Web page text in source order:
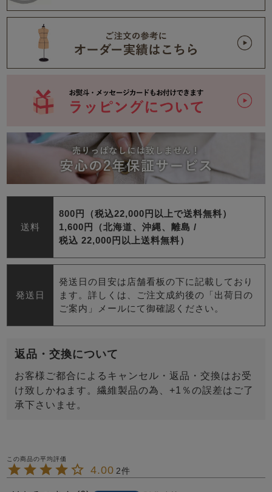
送料
800円（税込22,000円以上で送料無料）
1,600円（北海道、沖縄、離島 /
税込 22,000円以上送料無料）
発送日
発送日の目安は店舗看板の下に記載しており
ます。詳しくは、ご注文成約後の「出荷日の
ご案内」メールにて御確認ください。
返品・交換について
お客様ご都合によるキャンセル・返品・交換はお受
け致しかねます。繊維製品の為、+1％の誤差はご了
承下さいませ。
4.00 2